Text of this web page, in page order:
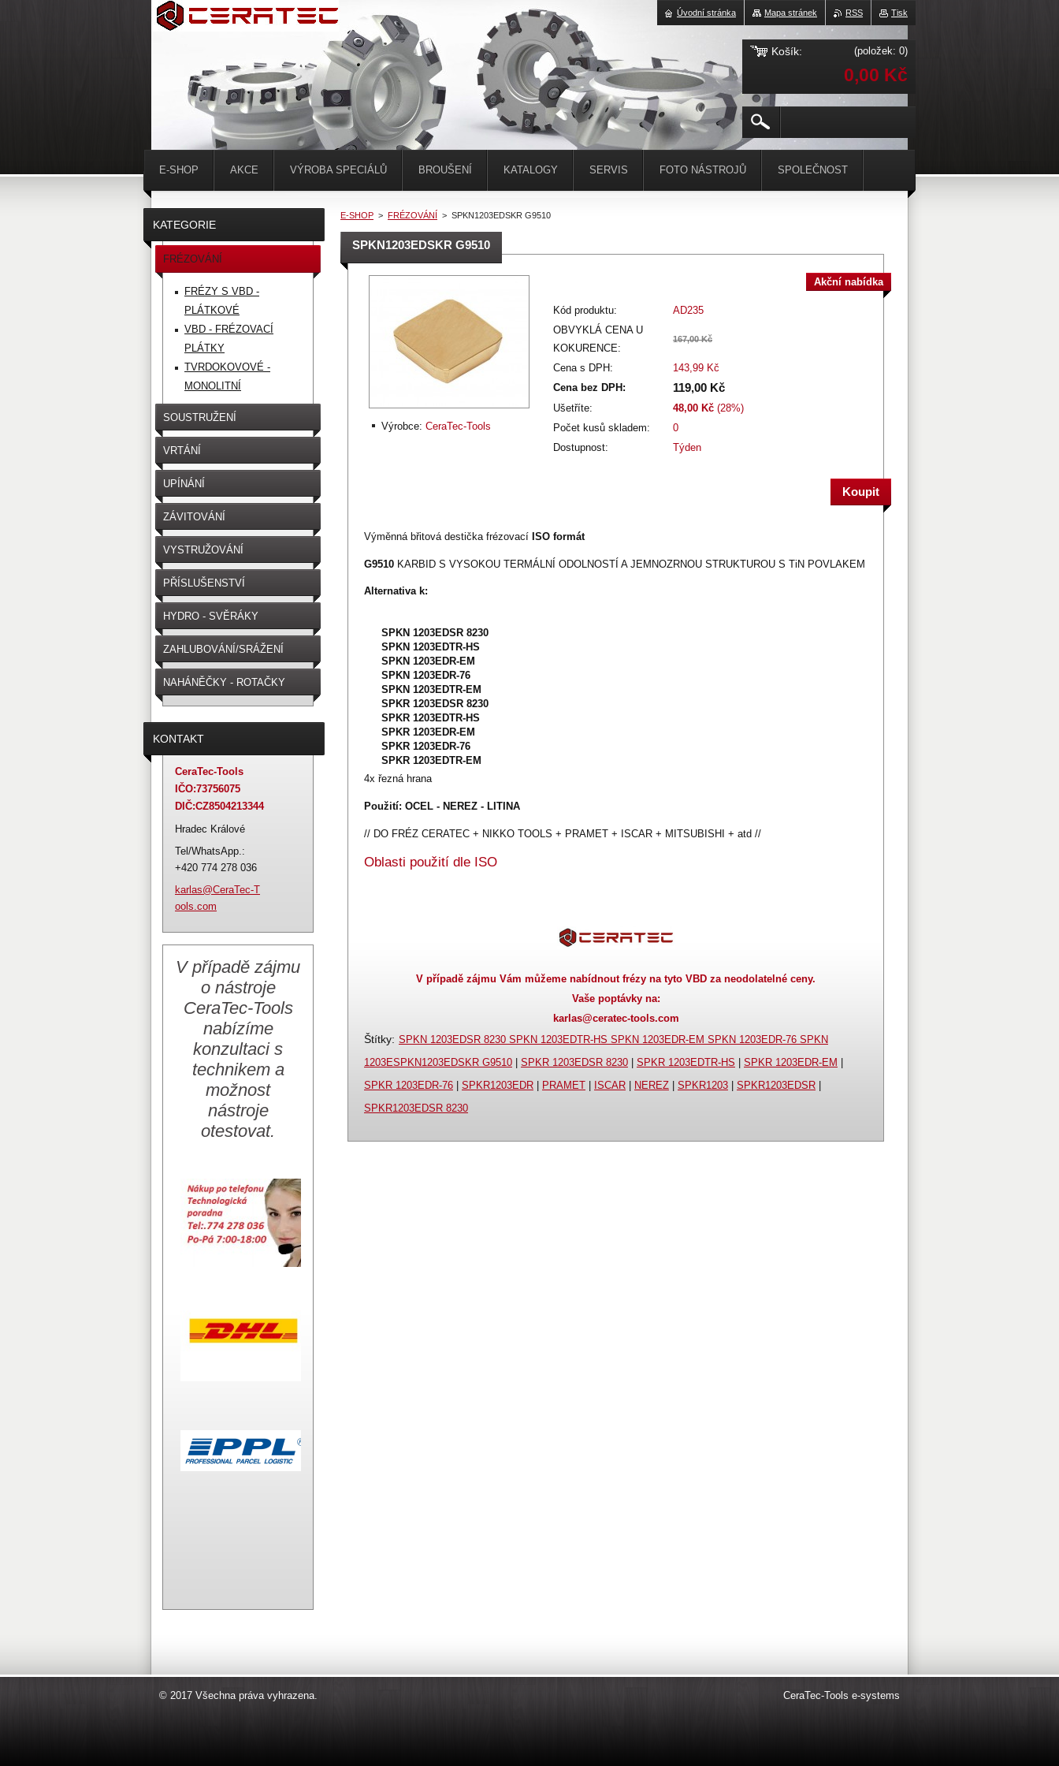
E-SHOP > FRÉZOVÁNÍ > SPKN1203EDSKR G9510
SPKN1203EDSKR G9510
Akční nabídka
Kód produktu:
AD235
OBVYKLÁ CENA U
KOKURENCE:
167,00 Kč
Cena s DPH:
143,99 Kč
Cena bez DPH:
119,00 Kč
Ušetříte: 48,00 Kč (28%)
Počet kusů skladem:
0
Dostupnost:
Týden
Výrobce: CeraTec-Tools
Výměnná břitová destička frézovací ISO formát
G9510 KARBID S VYSOKOU TERMÁLNÍ ODOLNOSTÍ A JEMNOZRNOU STRUKTUROU S TiN POVLAKEM
Alternativa k:
SPKN 1203EDSR 8230
SPKN 1203EDTR-HS
SPKN 1203EDR-EM
SPKN 1203EDR-76
SPKN 1203EDTR-EM
SPKR 1203EDSR 8230
SPKR 1203EDTR-HS
SPKR 1203EDR-EM
SPKR 1203EDR-76
SPKR 1203EDTR-EM
4x řezná hrana
Použití: OCEL - NEREZ - LITINA
// DO FRÉZ CERATEC + NIKKO TOOLS + PRAMET + ISCAR + MITSUBISHI + atd //
Oblasti použití dle ISO
V případě zájmu Vám můžeme nabídnout frézy na tyto VBD za neodolatelné ceny.
Vaše poptávky na:
karlas@ceratec-tools.com
Štítky: SPKN 1203EDSR 8230 SPKN 1203EDTR-HS SPKN 1203EDR-EM SPKN 1203EDR-76 SPKN
1203ESPKN1203EDSKR G9510 | SPKR 1203EDSR 8230 | SPKR 1203EDTR-HS | SPKR 1203EDR-EM |
SPKR 1203EDR-76 | SPKR1203EDR | PRAMET | ISCAR | NEREZ | SPKR1203 | SPKR1203EDSR |
SPKR1203EDSR 8230
KATEGORIE
FRÉZOVÁNÍ
FRÉZY S VBD -
PLÁTKOVÉ
VBD - FRÉZOVACÍ
PLÁTKY
TVRDOKOVOVÉ -
MONOLITNÍ
SOUSTRUŽENÍ
VRTÁNÍ
UPÍNÁNÍ
NÁSTROJE/OBROBKU
ZÁVITOVÁNÍ
VYSTRUŽOVÁNÍ
PŘÍSLUŠENSTVÍ
HYDRO - SVĚRÁKY
ZAHLUBOVÁNÍ/SRÁŽENÍ
NAHÁNĚČKY - ROTAČKY
KONTAKT
CeraTec-Tools
IČO:73756075
DIČ:CZ8504213344
Hradec Králové
Tel/WhatsApp.:
+420 774 278 036
karlas@CeraTec-T
ools.com
V případě zájmu
o nástroje
CeraTec-Tools
nabízíme
konzultaci s
technikem a
možnost
nástroje
otestovat.
E-SHOP AKCE VÝROBA SPECIÁLŮ BROUŠENÍ KATALOGY SERVIS FOTO NÁSTROJŮ SPOLEČNOST
Tisk
RSS
Mapa stránek
Úvodní stránka
Košík: (položek: 0)
0,00 Kč
© 2017 Všechna práva vyhrazena. CeraTec-Tools e-systems